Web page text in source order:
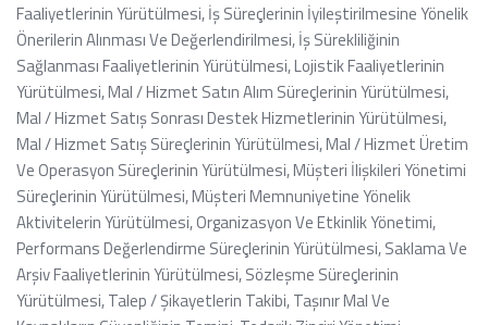
Faaliyetlerinin Yürütülmesi, İş Süreçlerinin İyileştirilmesine Yönelik
Önerilerin Alınması Ve Değerlendirilmesi, İş Sürekliliğinin
Sağlanması Faaliyetlerinin Yürütülmesi, Lojistik Faaliyetlerinin
Yürütülmesi, Mal / Hizmet Satın Alım Süreçlerinin Yürütülmesi,
Mal / Hizmet Satış Sonrası Destek Hizmetlerinin Yürütülmesi,
Mal / Hizmet Satış Süreçlerinin Yürütülmesi, Mal / Hizmet Üretim
Ve Operasyon Süreçlerinin Yürütülmesi, Müşteri İlişkileri Yönetimi
Süreçlerinin Yürütülmesi, Müşteri Memnuniyetine Yönelik
Aktivitelerin Yürütülmesi, Organizasyon Ve Etkinlik Yönetimi,
Performans Değerlendirme Süreçlerinin Yürütülmesi, Saklama Ve
Arşiv Faaliyetlerinin Yürütülmesi, Sözleşme Süreçlerinin
Yürütülmesi, Talep / Şikayetlerin Takibi, Taşınır Mal Ve